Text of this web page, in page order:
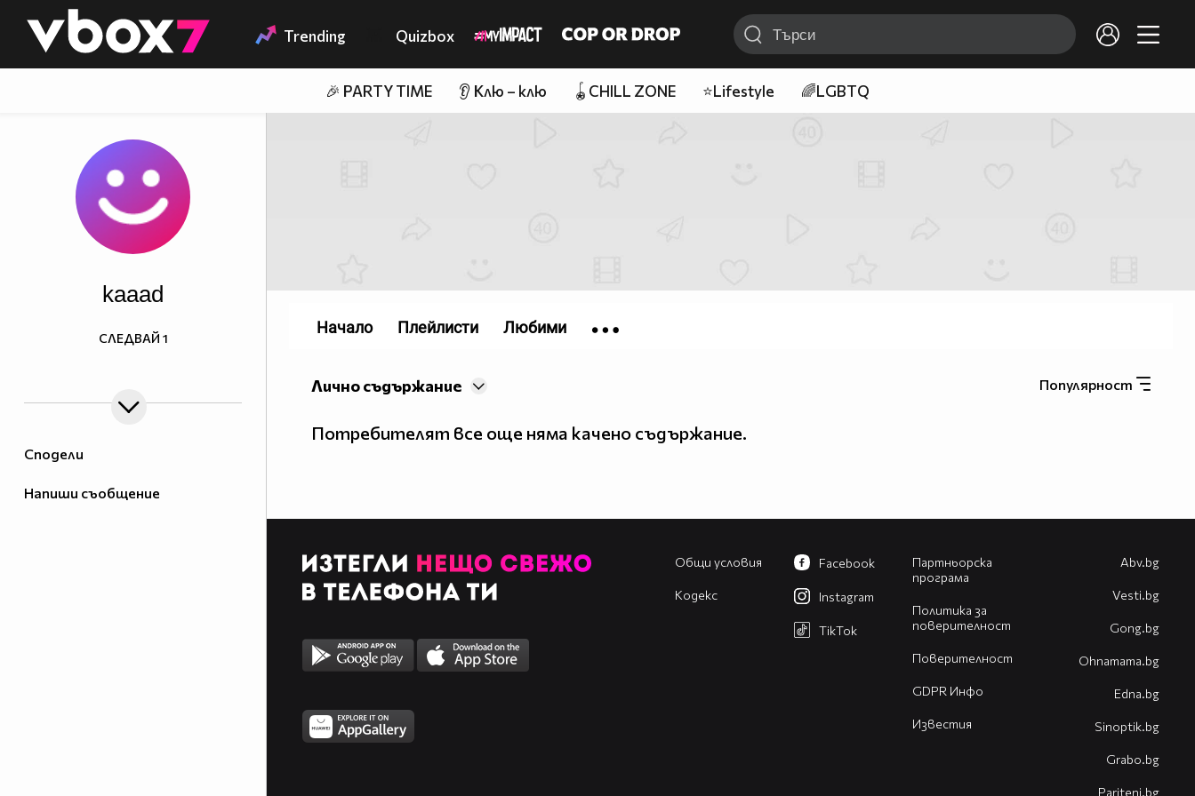
👾 Trending Quizbox
🎉 PARTY TIME 👂 Клю – клю 🪀CHILL ZONE ⭐Lifestyle 🌈LGBTQ
Сподели
Напиши съобщение
kaaad
СЛЕДВАЙ 1
Популярност
Лично съдържание
Потребителят все още няма качено съдържание.
Начало Плейлисти Любими
Общи условия
Кодекс
Партньорска
програма
Политика за
поверителност
Поверителност
GDPR Инфо
Известия
Facebook
Instagram
TikTok
Abv.bg
Vesti.bg
Gong.bg
Оhnamama.bg
Edna.bg
Sinoptik.bg
Grabo.bg
Pariteni.bg